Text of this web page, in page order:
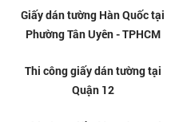
Giấy dán tường Hàn Quốc tại
Phường Tân Uyên - TPHCM